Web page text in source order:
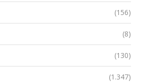
(156)
(8)
(130)
(1.347)